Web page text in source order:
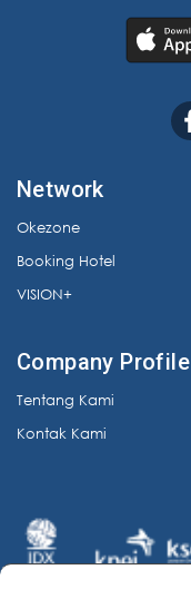
Network
Okezone
Booking Hotel
VISION+
Company Profile
Tentang Kami
Kontak Kami